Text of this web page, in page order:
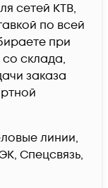
сетей КТВ,
по всей
при
склада,
заказа
линии,
Спецсвязь,